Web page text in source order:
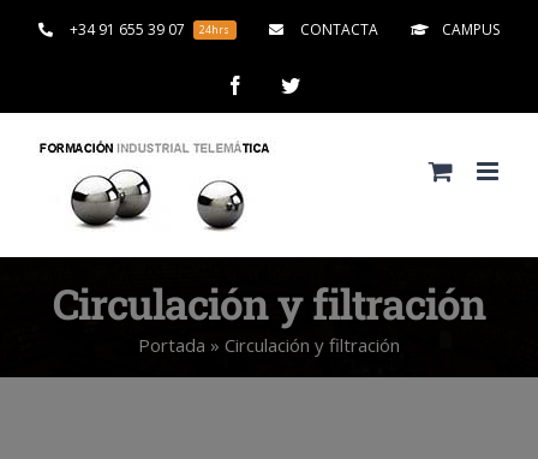
+34 91 655 39 07 24hrs CONTACTA CAMPUS
FacebookTwitter
Circulación y filtración
Portada » Circulación y filtración